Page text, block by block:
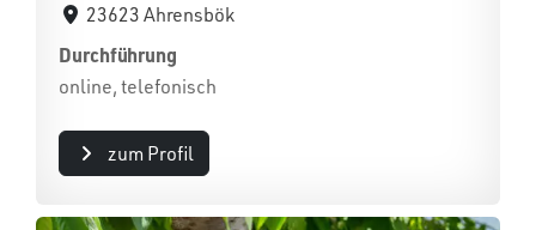
23623 Ahrensbök
Durchführung
online, telefonisch
zum Profil